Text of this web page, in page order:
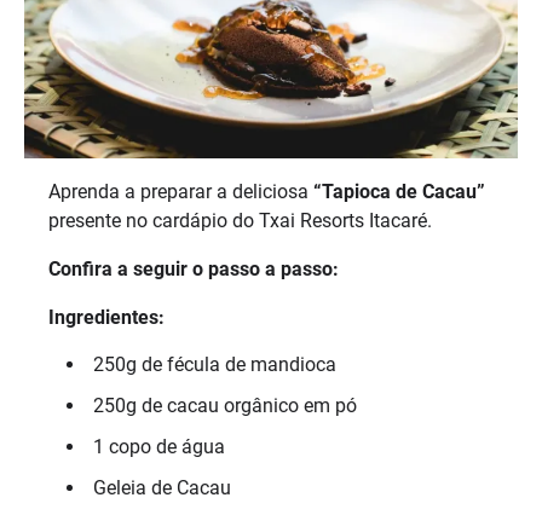
Aprenda a preparar a deliciosa “Tapioca de Cacau”
presente no cardápio do Txai Resorts Itacaré.
Confira a seguir o passo a passo:
Ingredientes:
250g de fécula de mandioca
250g de cacau orgânico em pó
1 copo de água
Geleia de Cacau